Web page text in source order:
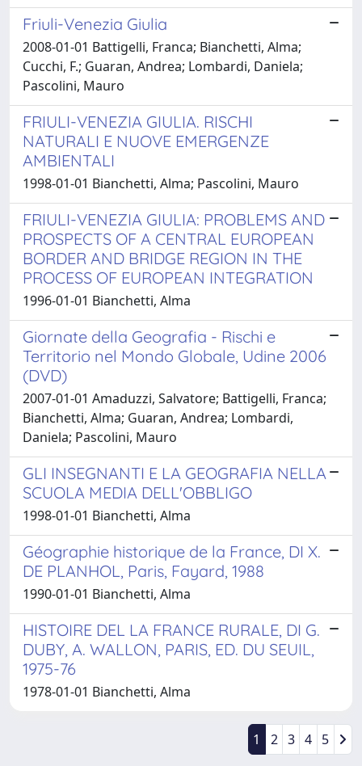
Friuli-Venezia Giulia
2008-01-01 Battigelli, Franca; Bianchetti, Alma;
Cucchi, F.; Guaran, Andrea; Lombardi, Daniela;
Pascolini, Mauro
FRIULI-VENEZIA GIULIA. RISCHI
NATURALI E NUOVE EMERGENZE
AMBIENTALI
1998-01-01 Bianchetti, Alma; Pascolini, Mauro
FRIULI-VENEZIA GIULIA: PROBLEMS AND
PROSPECTS OF A CENTRAL EUROPEAN
BORDER AND BRIDGE REGION IN THE
PROCESS OF EUROPEAN INTEGRATION
1996-01-01 Bianchetti, Alma
Giornate della Geografia - Rischi e
Territorio nel Mondo Globale, Udine 2006
(DVD)
2007-01-01 Amaduzzi, Salvatore; Battigelli, Franca;
Bianchetti, Alma; Guaran, Andrea; Lombardi,
Daniela; Pascolini, Mauro
GLI INSEGNANTI E LA GEOGRAFIA NELLA
SCUOLA MEDIA DELL'OBBLIGO
1998-01-01 Bianchetti, Alma
Géographie historique de la France, DI X.
DE PLANHOL, Paris, Fayard, 1988
1990-01-01 Bianchetti, Alma
HISTOIRE DEL LA FRANCE RURALE, DI G.
DUBY, A. WALLON, PARIS, ED. DU SEUIL,
1975-76
1978-01-01 Bianchetti, Alma
1 2 3 4 5